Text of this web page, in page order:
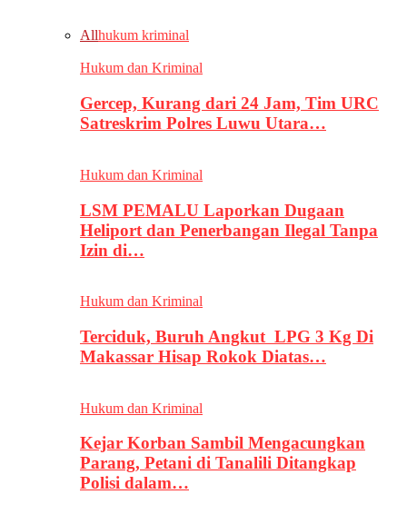
Allhukum kriminal
Hukum dan Kriminal
Gercep, Kurang dari 24 Jam, Tim URC
Satreskrim Polres Luwu Utara…
Hukum dan Kriminal
LSM PEMALU Laporkan Dugaan
Heliport dan Penerbangan Ilegal Tanpa
Izin di…
Hukum dan Kriminal
Terciduk, Buruh Angkut LPG 3 Kg Di
Makassar Hisap Rokok Diatas…
Hukum dan Kriminal
Kejar Korban Sambil Mengacungkan
Parang, Petani di Tanalili Ditangkap
Polisi dalam…